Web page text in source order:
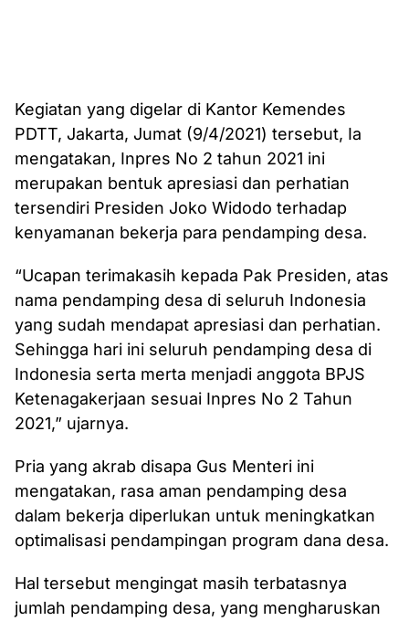
Kegiatan yang digelar di Kantor Kemendes
PDTT, Jakarta, Jumat (9/4/2021) tersebut, Ia
mengatakan, Inpres No 2 tahun 2021 ini
merupakan bentuk apresiasi dan perhatian
tersendiri Presiden Joko Widodo terhadap
kenyamanan bekerja para pendamping desa.
“Ucapan terimakasih kepada Pak Presiden, atas
nama pendamping desa di seluruh Indonesia
yang sudah mendapat apresiasi dan perhatian.
Sehingga hari ini seluruh pendamping desa di
Indonesia serta merta menjadi anggota BPJS
Ketenagakerjaan sesuai Inpres No 2 Tahun
2021,” ujarnya.
Pria yang akrab disapa Gus Menteri ini
mengatakan, rasa aman pendamping desa
dalam bekerja diperlukan untuk meningkatkan
optimalisasi pendampingan program dana desa.
Hal tersebut mengingat masih terbatasnya
jumlah pendamping desa, yang mengharuskan